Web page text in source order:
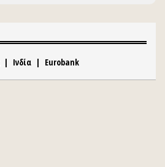
| Ινδία | Eurobank